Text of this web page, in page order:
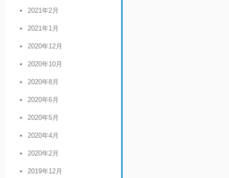
2021年2月
2021年1月
2020年12月
2020年10月
2020年8月
2020年6月
2020年5月
2020年4月
2020年2月
2019年12月